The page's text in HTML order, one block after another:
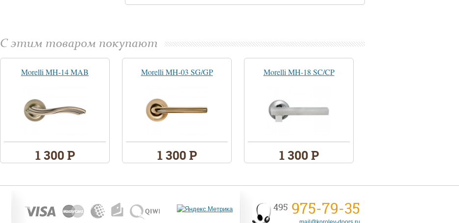
С этим товаром покупают
Morelli MH-14 MAB
1 300 Р
Morelli MH-03 SG/GP
1 300 Р
Morelli MH-18 SC/CP
1 300 Р
495 975-79-35